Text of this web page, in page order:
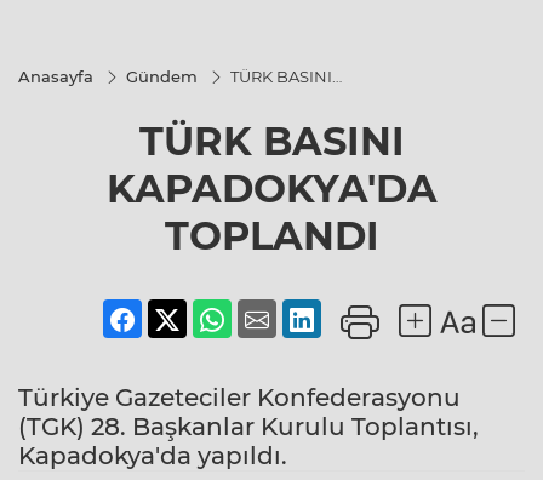
Anasayfa Gündem
TÜRK BASINI
TÜRK BASINI
KAPADOKYA'DA
TOPLANDI
Türkiye Gazeteciler Konfederasyonu
(TGK) 28. Başkanlar Kurulu Toplantısı,
Kapadokya'da yapıldı.